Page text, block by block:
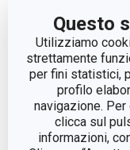
Questo
Utilizziamo
strettamente
per fini statistici,
profilo
navigazione.
clicca sul
informazioni,
LINEA DI
MATERIALE
TIPO